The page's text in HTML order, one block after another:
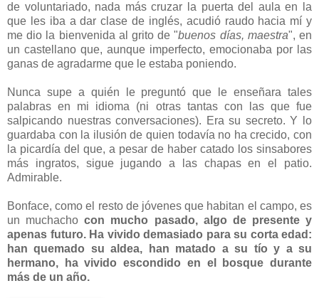
de voluntariado, nada más cruzar la puerta del aula en la
que les iba a dar clase de inglés, acudió raudo hacia mí y
me dio la bienvenida al grito de "buenos días, maestra", en
un castellano que, aunque imperfecto, emocionaba por las
ganas de agradarme que le estaba poniendo.
Nunca supe a quién le preguntó que le enseñara tales
palabras en mi idioma (ni otras tantas con las que fue
salpicando nuestras conversaciones). Era su secreto. Y lo
guardaba con la ilusión de quien todavía no ha crecido, con
la picardía del que, a pesar de haber catado los sinsabores
más ingratos, sigue jugando a las chapas en el patio.
Admirable.
Bonface, como el resto de jóvenes que habitan el campo, es
un muchachocon mucho pasado, algo de presente y
apenas futuro. Ha vivido demasiado para su corta edad:
han quemado su aldea, han matado a su tío y a su
hermano, ha vivido escondido en el bosque durante
más de un año.